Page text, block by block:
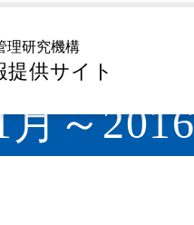
理研究機構
提供サイト
No.6
～